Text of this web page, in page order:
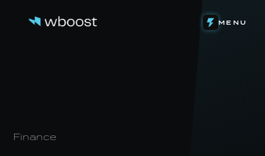
MENU
Finance